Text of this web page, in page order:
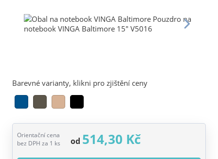
Barevné varianty, klikni pro zjištění ceny
Orientační cena
bez DPH za 1 ks
od 514,30 Kč